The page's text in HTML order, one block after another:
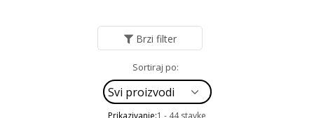
Brzi filter
Sortiraj po: